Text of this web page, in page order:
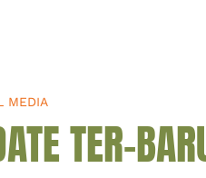
MEDIA
TER-